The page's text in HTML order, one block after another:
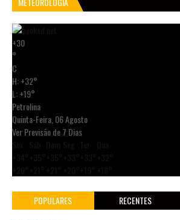
+30
°
C
H:+32°
L:+19°
Petrolina
Quinta-Feira, 06 Agosto
Ver Previsão de 7 Dias
POPULARES RECENTES